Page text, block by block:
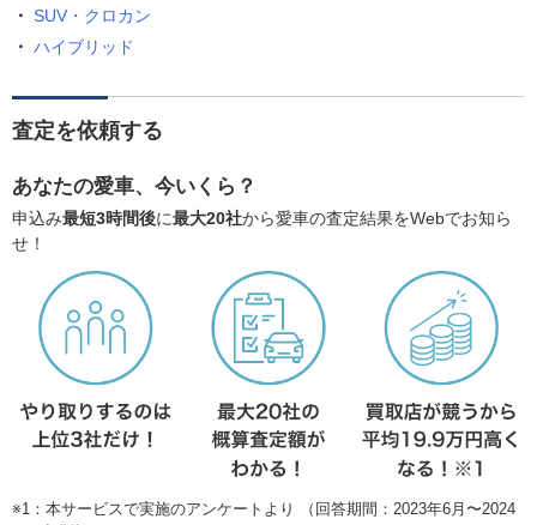
SUV・クロカン
ハイブリッド
査定を依頼する
あなたの愛車、今いくら？
申込み最短3時間後に最大20社から愛車の査定結果をWebでお知ら
せ！
※1：本サービスで実施のアンケートより （回答期間：2023年6月〜2024